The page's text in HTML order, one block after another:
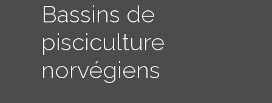
Bassins de
pisciculture
norvégiens